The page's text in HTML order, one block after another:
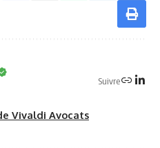
Suivre
Vivaldi Avocats